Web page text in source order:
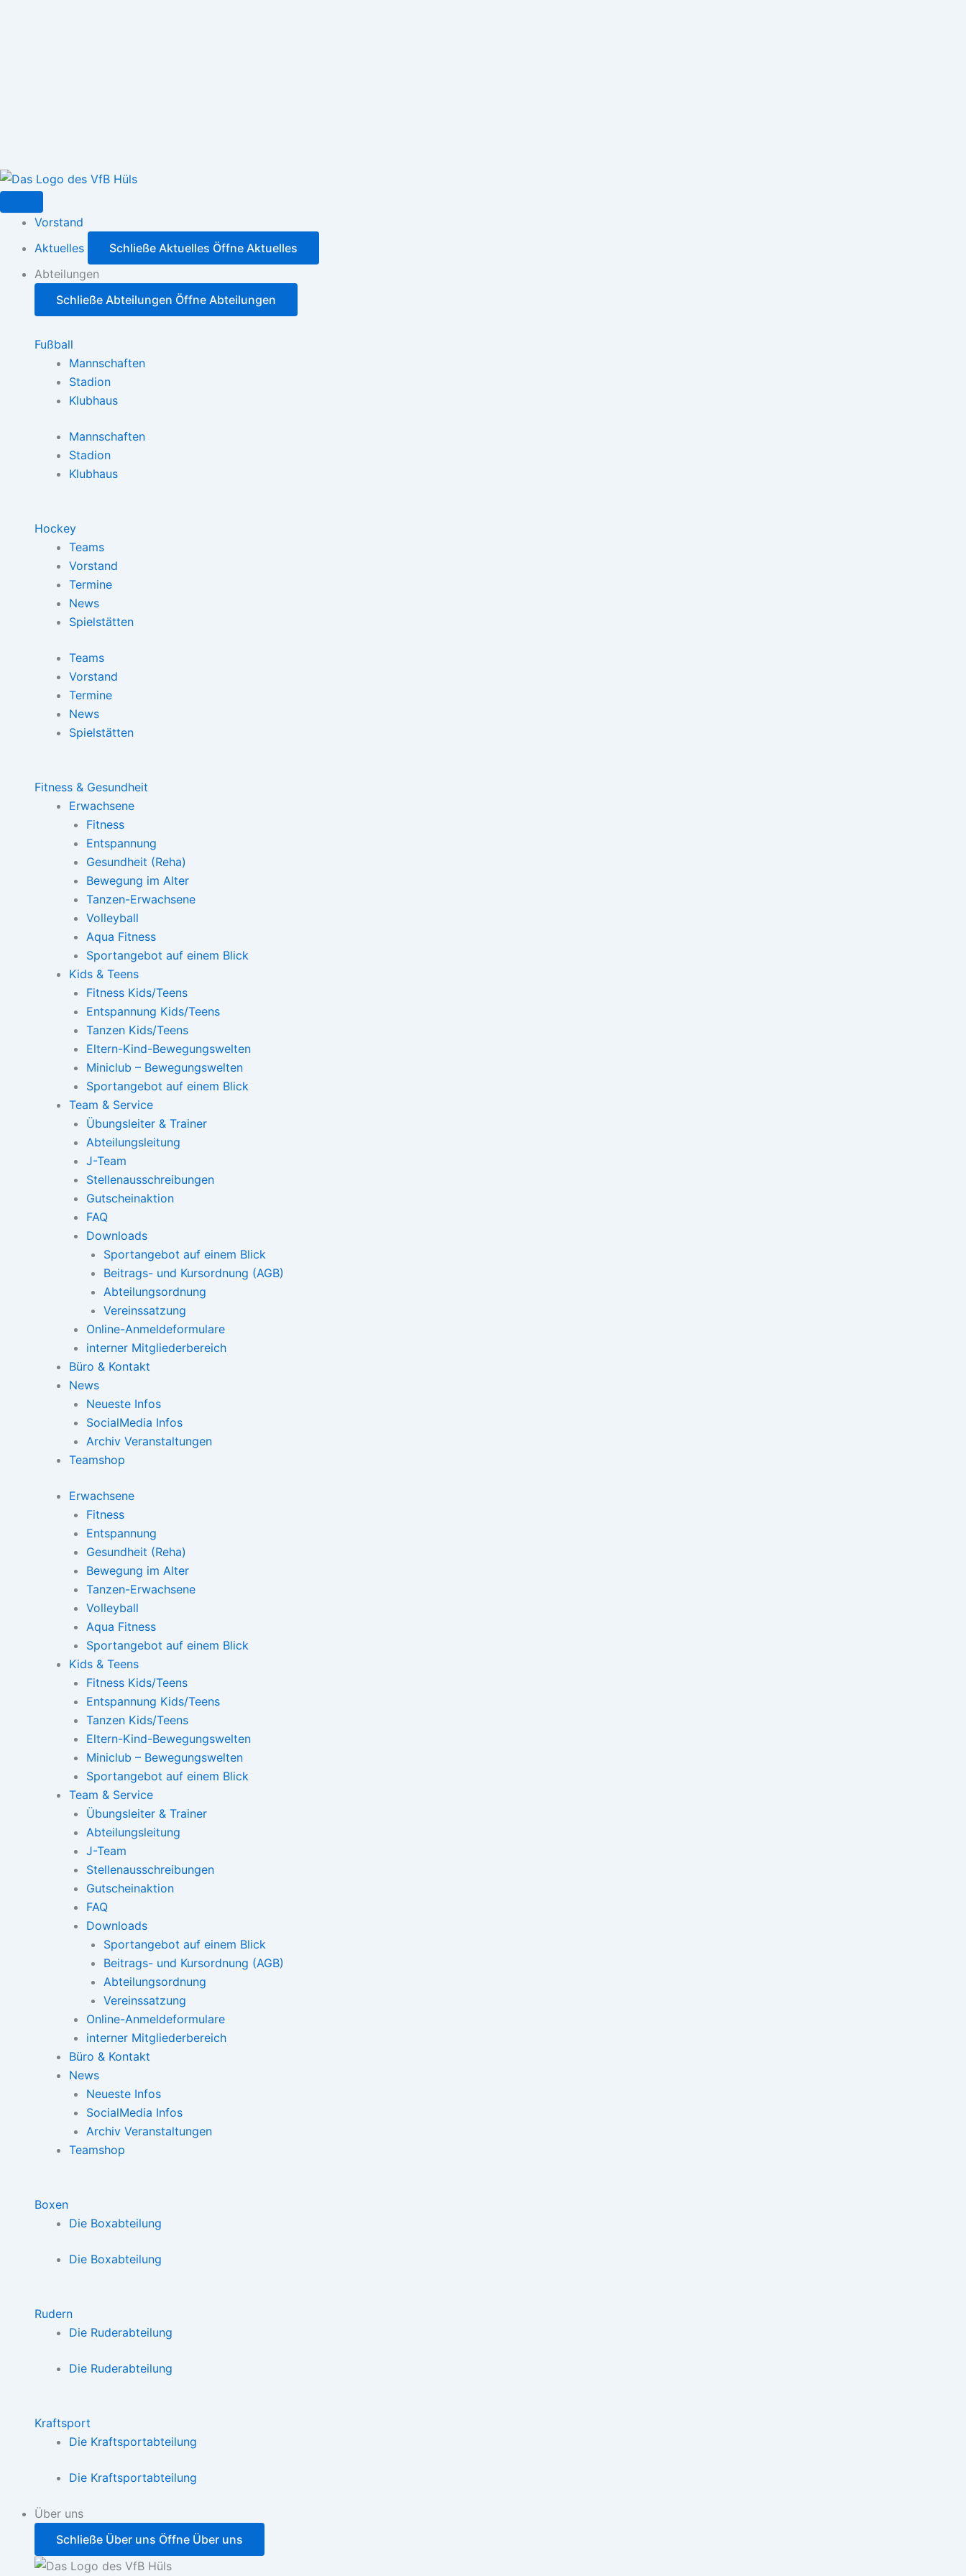
Vorstand
Aktuelles
Schließe Aktuelles Öffne Aktuelles
Abteilungen
Schließe Abteilungen Öffne Abteilungen
Fußball
Mannschaften
Stadion
Klubhaus
Mannschaften
Stadion
Klubhaus
Hockey
Teams
Vorstand
Termine
News
Spielstätten
Teams
Vorstand
Termine
News
Spielstätten
Fitness & Gesundheit
Erwachsene
Fitness
Entspannung
Gesundheit (Reha)
Bewegung im Alter
Tanzen-Erwachsene
Volleyball
Aqua Fitness
Sportangebot auf einem Blick
Kids & Teens
Fitness Kids/Teens
Entspannung Kids/Teens
Tanzen Kids/Teens
Eltern-Kind-Bewegungswelten
Miniclub – Bewegungswelten
Sportangebot auf einem Blick
Team & Service
Übungsleiter & Trainer
Abteilungsleitung
J-Team
Stellenausschreibungen
Gutscheinaktion
FAQ
Downloads
Sportangebot auf einem Blick
Beitrags- und Kursordnung (AGB)
Abteilungsordnung
Vereinssatzung
Online-Anmeldeformulare
interner Mitgliederbereich
Büro & Kontakt
News
Neueste Infos
SocialMedia Infos
Archiv Veranstaltungen
Teamshop
Erwachsene
Fitness
Entspannung
Gesundheit (Reha)
Bewegung im Alter
Tanzen-Erwachsene
Volleyball
Aqua Fitness
Sportangebot auf einem Blick
Kids & Teens
Fitness Kids/Teens
Entspannung Kids/Teens
Tanzen Kids/Teens
Eltern-Kind-Bewegungswelten
Miniclub – Bewegungswelten
Sportangebot auf einem Blick
Team & Service
Übungsleiter & Trainer
Abteilungsleitung
J-Team
Stellenausschreibungen
Gutscheinaktion
FAQ
Downloads
Sportangebot auf einem Blick
Beitrags- und Kursordnung (AGB)
Abteilungsordnung
Vereinssatzung
Online-Anmeldeformulare
interner Mitgliederbereich
Büro & Kontakt
News
Neueste Infos
SocialMedia Infos
Archiv Veranstaltungen
Teamshop
Boxen
Die Boxabteilung
Die Boxabteilung
Rudern
Die Ruderabteilung
Die Ruderabteilung
Kraftsport
Die Kraftsportabteilung
Die Kraftsportabteilung
Über uns
Schließe Über uns Öffne Über uns